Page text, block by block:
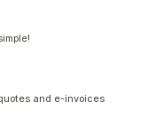
and e-invoices